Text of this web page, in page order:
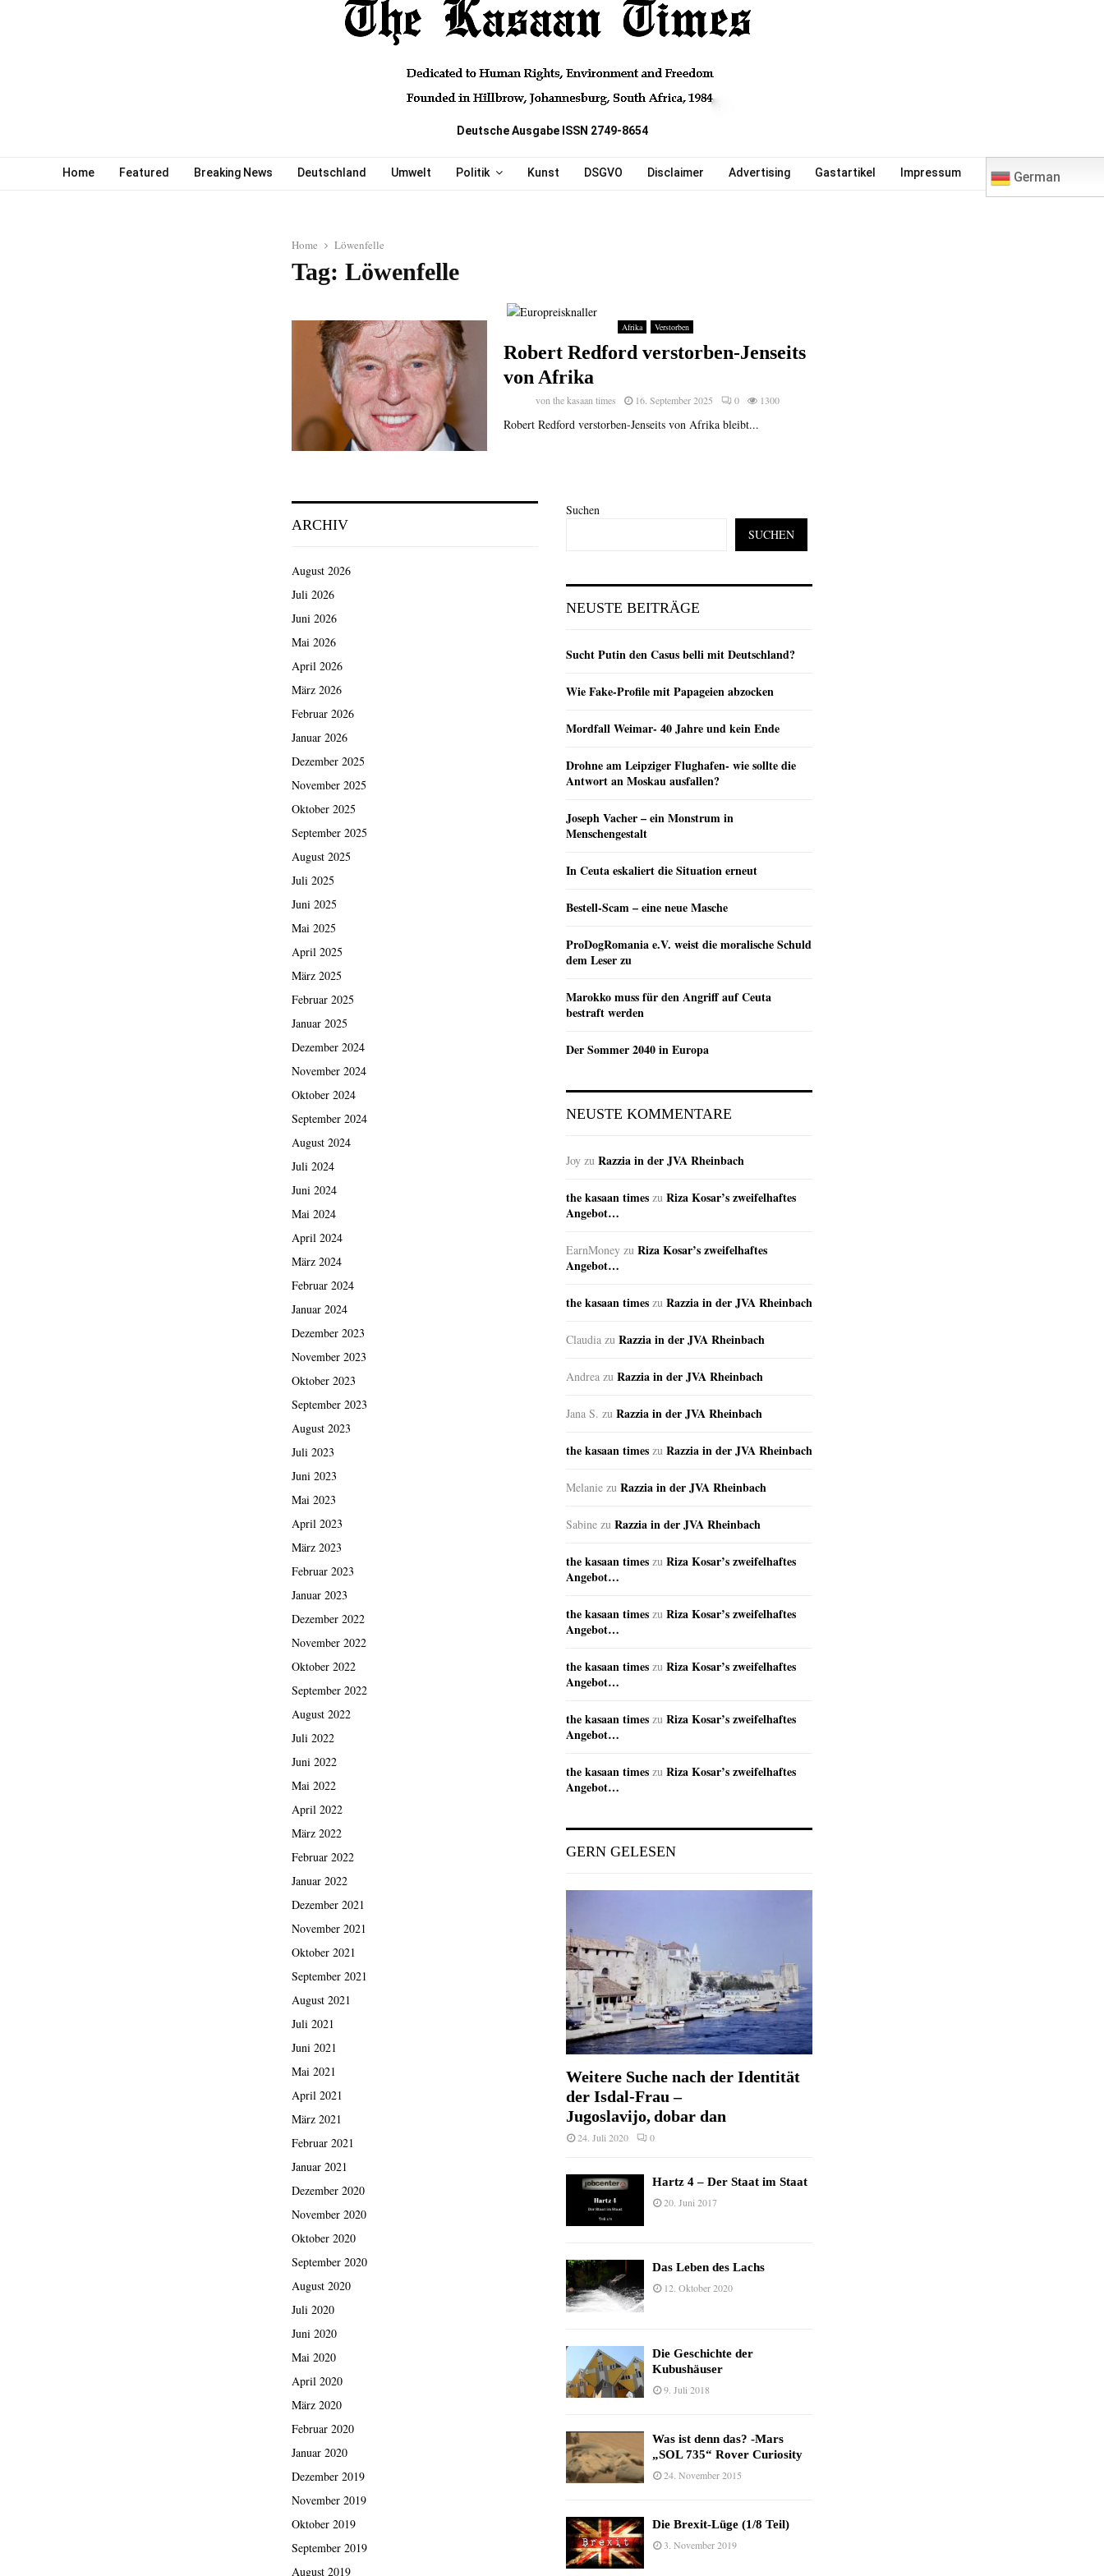
Deutsche Ausgabe ISSN 2749-8654
Home Featured Breaking News Deutschland Umwelt Politik Kunst DSGVO Disclaimer Advertising Gastartikel Impressum German
Home Löwenfelle
Tag: Löwenfelle
Afrika Verstorben
Robert Redford verstorben-Jenseits
von Afrika
vonthe kasaan times 16. September 2025 0 1300
Robert Redford verstorben-Jenseits von Afrika bleibt...
ARCHIV
August 2026
Juli 2026
Juni 2026
Mai 2026
April 2026
März 2026
Februar 2026
Januar 2026
Dezember 2025
November 2025
Oktober 2025
September 2025
August 2025
Juli 2025
Juni 2025
Mai 2025
April 2025
März 2025
Februar 2025
Januar 2025
Dezember 2024
November 2024
Oktober 2024
September 2024
August 2024
Juli 2024
Juni 2024
Mai 2024
April 2024
März 2024
Februar 2024
Januar 2024
Dezember 2023
November 2023
Oktober 2023
September 2023
August 2023
Juli 2023
Juni 2023
Mai 2023
April 2023
März 2023
Februar 2023
Januar 2023
Dezember 2022
November 2022
Oktober 2022
September 2022
August 2022
Juli 2022
Juni 2022
Mai 2022
April 2022
März 2022
Februar 2022
Januar 2022
Dezember 2021
November 2021
Oktober 2021
September 2021
August 2021
Juli 2021
Juni 2021
Mai 2021
April 2021
März 2021
Februar 2021
Januar 2021
Dezember 2020
November 2020
Oktober 2020
September 2020
August 2020
Juli 2020
Juni 2020
Mai 2020
April 2020
März 2020
Februar 2020
Januar 2020
Dezember 2019
November 2019
Oktober 2019
September 2019
August 2019
Suchen
SUCHEN
NEUSTE BEITRÄGE
Sucht Putin den Casus belli mit Deutschland?
Wie Fake-Profile mit Papageien abzocken
Mordfall Weimar- 40 Jahre und kein Ende
Drohne am Leipziger Flughafen- wie sollte die
Antwort an Moskau ausfallen?
Joseph Vacher – ein Monstrum in
Menschengestalt
In Ceuta eskaliert die Situation erneut
Bestell-Scam – eine neue Masche
ProDogRomania e.V. weist die moralische Schuld
dem Leser zu
Marokko muss für den Angriff auf Ceuta
bestraft werden
Der Sommer 2040 in Europa
NEUSTE KOMMENTARE
Joy zu Razzia in der JVA Rheinbach
the kasaan times zu Riza Kosar’s zweifelhaftes
Angebot…
EarnMoney zu Riza Kosar’s zweifelhaftes
Angebot…
the kasaan times zu Razzia in der JVA Rheinbach
Claudia zu Razzia in der JVA Rheinbach
Andrea zu Razzia in der JVA Rheinbach
Jana S. zu Razzia in der JVA Rheinbach
the kasaan times zu Razzia in der JVA Rheinbach
Melanie zu Razzia in der JVA Rheinbach
Sabine zu Razzia in der JVA Rheinbach
the kasaan times zu Riza Kosar’s zweifelhaftes
Angebot…
the kasaan times zu Riza Kosar’s zweifelhaftes
Angebot…
the kasaan times zu Riza Kosar’s zweifelhaftes
Angebot…
the kasaan times zu Riza Kosar’s zweifelhaftes
Angebot…
the kasaan times zu Riza Kosar’s zweifelhaftes
Angebot…
GERN GELESEN
Weitere Suche nach der Identität
der Isdal-Frau –
Jugoslavijo, dobar dan
24. Juli 2020 0
Hartz 4 – Der Staat im Staat
20. Juni 2017
Das Leben des Lachs
12. Oktober 2020
Die Geschichte der
Kubushäuser
9. Juli 2018
Was ist denn das? -Mars
„SOL 735“ Rover Curiosity
24. November 2015
Die Brexit-Lüge (1/8 Teil)
3. November 2019